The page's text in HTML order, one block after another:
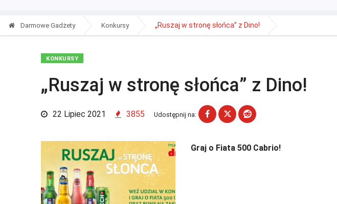
Darmowe Gadżety Konkursy „Ruszaj w stronę słońca” z Dino!
KONKURSY
„Ruszaj w stronę słońca” z Dino!
22 Lipiec 2021 3855 Udostępnij na:
Graj o Fiata 500 Cabrio!